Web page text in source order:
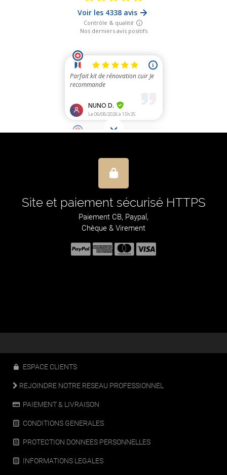
Site et paiement sécurisé HTTPS
Paiement CB, Paypal,
Chèque & Virement
ESPACE CLIENTS
REJOINDRE NOTRE RESEAU PROFESSIONNEL
PAIEMENT & LIVRAISON
CONDITIONS GENERALES
PROTECTION DONNEES PERSONNELLES
INFORMATIONS LEGALES